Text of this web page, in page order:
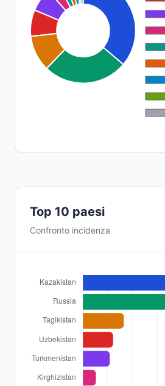
Top 10 paesi
Confronto incidenza